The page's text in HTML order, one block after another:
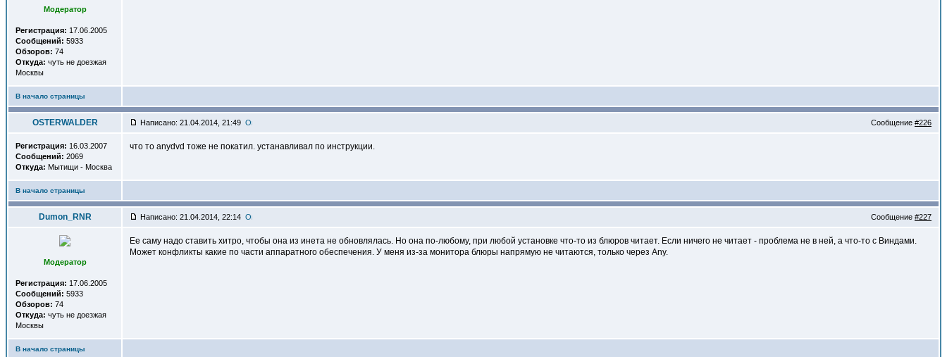
Модератор
Регистрация: 17.06.2005
Сообщений: 5933
Обзоров: 74
Откуда: чуть не доезжая
Москвы
В начало страницы
OSTERWALDER Написано: 21.04.2014, 21:49 Сообщение #226
Регистрация: 16.03.2007
Сообщений: 2069
Откуда: Мытищи - Москва
что то anydvd тоже не покатил. устанавливал по инструкции.
В начало страницы
Dumon_RNR Написано: 21.04.2014, 22:14 Сообщение #227
Модератор
Регистрация: 17.06.2005
Сообщений: 5933
Обзоров: 74
Откуда: чуть не доезжая
Москвы
Ее саму надо ставить хитро, чтобы она из инета не обновлялась. Но она по-любому, при любой установке что-то из блюров читает. Если ничего не читает - проблема не в ней, а что-то с Виндами.
Может конфликты какие по части аппаратного обеспечения. У меня из-за монитора блюры напрямую не читаются, только через Any.
В начало страницы